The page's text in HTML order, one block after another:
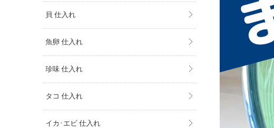
貝 仕入れ
魚卵 仕入れ
珍味 仕入れ
タコ 仕入れ
イカ･エビ 仕入れ